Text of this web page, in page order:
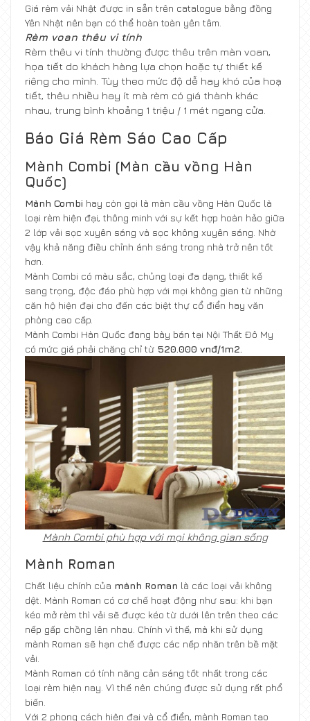
Giá rèm vải Nhật được in sẵn trên catalogue bằng đồng
Yên Nhật nên bạn có thể hoàn toàn yên tâm.
Rèm voan thêu vi tính
Rèm thêu vi tính thường được thêu trên màn voan,
họa tiết do khách hàng lựa chọn hoặc tự thiết kế
riêng cho mình. Tùy theo mức độ dễ hay khó của hoạ
tiết, thêu nhiều hay ít mà rèm có giá thành khác
nhau, trung bình khoảng 1 triệu / 1 mét ngang cửa.
Báo Giá Rèm Sáo Cao Cấp
Mành Combi (Màn cầu vồng Hàn
Quốc)
Mành Combi hay còn gọi là màn cầu vồng Hàn Quốc là
loại rèm hiện đại, thông minh với sự kết hợp hoàn hảo giữa
2 lớp vải sọc xuyên sáng và sọc không xuyên sáng. Nhờ
vậy khả năng điều chỉnh ánh sáng trong nhà trở nên tốt
hơn.
Mành Combi có màu sắc, chủng loại đa dạng, thiết kế
sang trọng, độc đáo phù hợp với mọi không gian từ những
căn hộ hiện đại cho đến các biệt thự cổ điển hay văn
phòng cao cấp.
Mành Combi Hàn Quốc đang bày bán tại Nội Thất Đô My
có mức giá phải chăng chỉ từ 520.000 vnđ/1m2.
Mành Combi phù hợp với mọi không gian sống
Mành Roman
Chất liệu chính của mành Roman là các loại vải không
dệt. Mành Roman có cơ chế hoạt động như sau: khi bạn
kéo mở rèm thì vải sẽ được kéo từ dưới lên trên theo các
nếp gấp chồng lên nhau. Chính vì thế, mà khi sử dụng
mành Roman sẽ hạn chế được các nếp nhăn trên bề mặt
vải.
Mành Roman có tính năng cản sáng tốt nhất trong các
loại rèm hiện nay. Vì thế nên chúng được sử dụng rất phổ
biến.
Với 2 phong cách hiện đại và cổ điển, mành Roman tạo